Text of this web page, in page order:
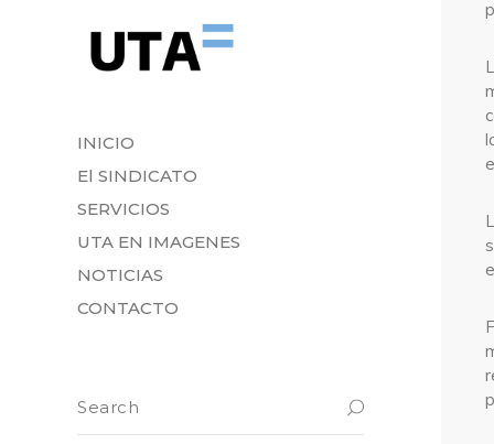
INICIO
El SINDICATO
SERVICIOS
UTA EN IMAGENES
NOTICIAS
CONTACTO